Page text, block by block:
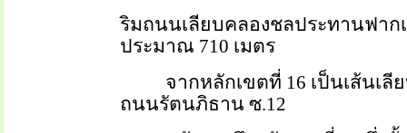
ริมถนนเลียบคลองชลประทานฟา
ประมาณ 710 เมตร
จากหลักเขตที่ 16 เป็นเส้นเ
ถนนรัตนภิธาน ซ.12